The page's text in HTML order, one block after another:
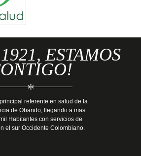
ESTAMOS
*
referente en salud de la
de Obando, llegando a mas
Habitantes con servicios de
el sur Occidente Colombiano.